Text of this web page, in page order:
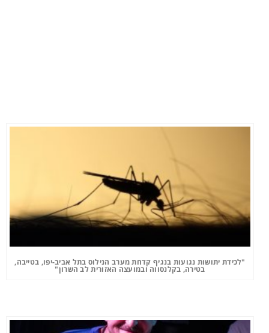
"לכידת יתושות נגועות בנגיף קדחת מערב הנילוס בתל אביב-יפו, בטייבה,
בטירה, בקלנסווה ובמועצה האזורית לב השרון"